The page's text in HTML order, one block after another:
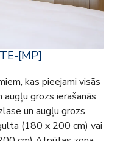
[MP]
kas pieejami visās
grozs ierašanās
un augļu grozs
(180 x 200 cm) vai